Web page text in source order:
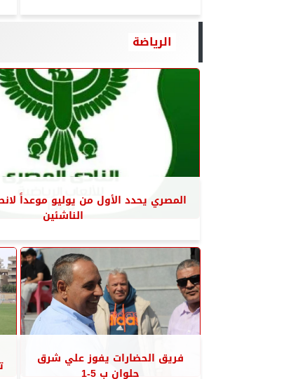
الرياضة
المصري يحدد الأول من يوليو موعداً
الناشئين
فريق الحضارات يفوز علي شرق
حلوان ب 5-1